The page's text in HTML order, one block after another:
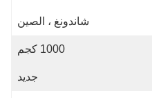
شاندونغ ، الصين
1000 كجم
جديد